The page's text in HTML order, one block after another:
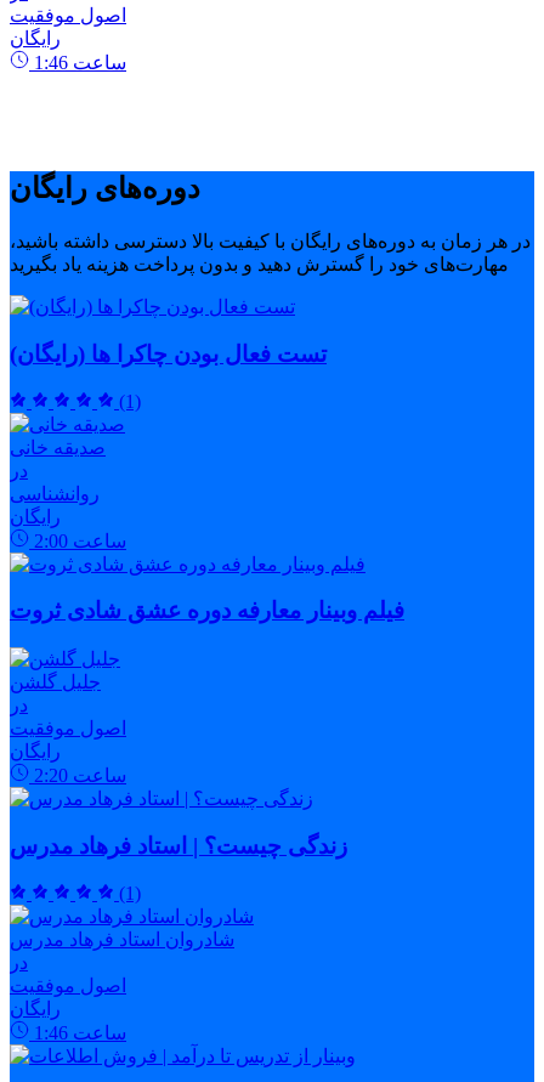
اصول موفقیت
رایگان
1:46 ساعت
دوره‌های رایگان
در هر زمان به دوره‌های رایگان با کیفیت بالا دسترسی داشته باشید،
مهارت‌های خود را گسترش دهید و بدون پرداخت هزینه یاد بگیرید
تست فعال بودن چاکرا ها (رایگان)
(1)
صدیقه خانی
در
روانشناسی
رایگان
2:00 ساعت
فیلم وبینار معارفه دوره عشق شادی ثروت
جلیل گلشن
در
اصول موفقیت
رایگان
2:20 ساعت
زندگی چیست؟ | استاد فرهاد مدرس
(1)
شادروان استاد فرهاد مدرس
در
اصول موفقیت
رایگان
1:46 ساعت